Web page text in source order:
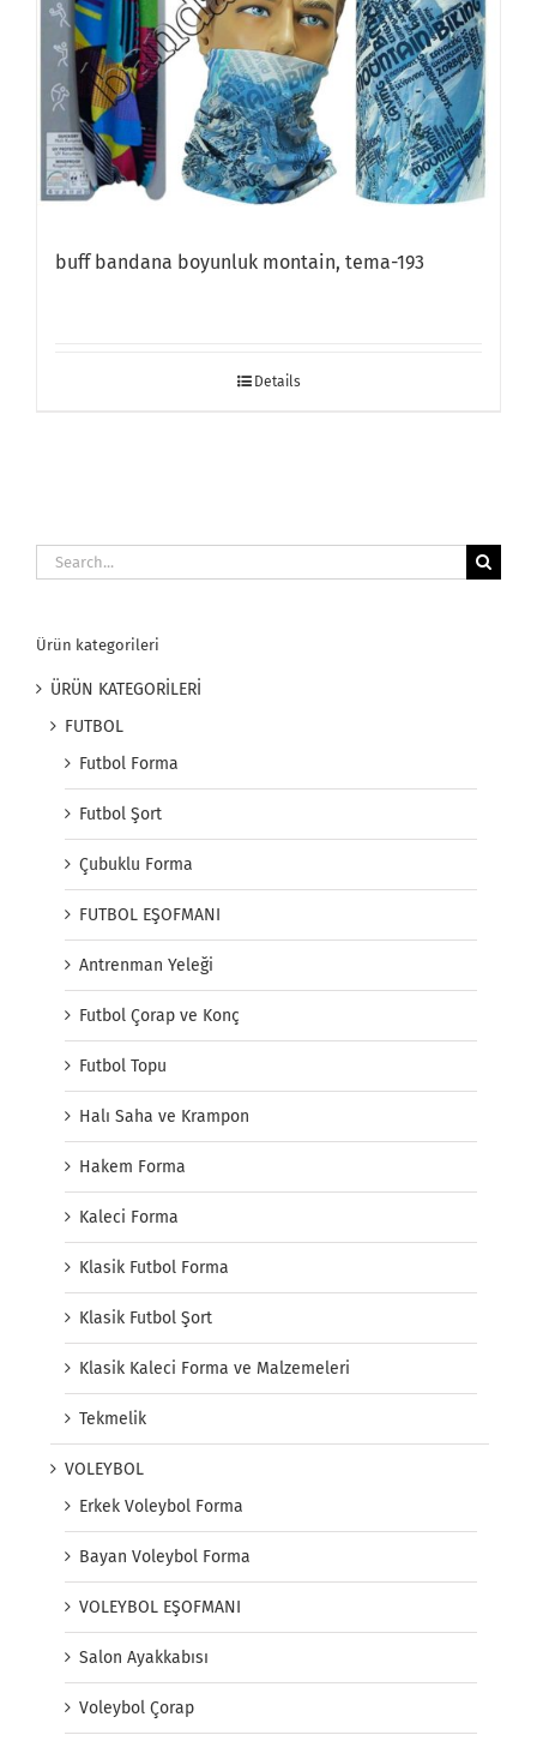
buff bandana boyunluk montain, tema-193
Details
Search
for:
Ürün kategorileri
ÜRÜN KATEGORİLERİ
FUTBOL
Futbol Forma
Futbol Şort
Çubuklu Forma
FUTBOL EŞOFMANI
Antrenman Yeleği
Futbol Çorap ve Konç
Futbol Topu
Halı Saha ve Krampon
Hakem Forma
Kaleci Forma
Klasik Futbol Forma
Klasik Futbol Şort
Klasik Kaleci Forma ve Malzemeleri
Tekmelik
VOLEYBOL
Erkek Voleybol Forma
Bayan Voleybol Forma
VOLEYBOL EŞOFMANI
Salon Ayakkabısı
Voleybol Çorap